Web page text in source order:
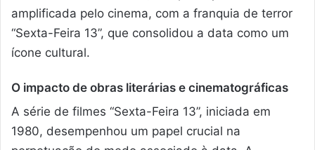
amplificada pelo cinema, com a franquia de terror
“Sexta-Feira 13”, que consolidou a data como um
ícone cultural.
O impacto de obras literárias e cinematográficas
A série de filmes “Sexta-Feira 13”, iniciada em
1980, desempenhou um papel crucial na